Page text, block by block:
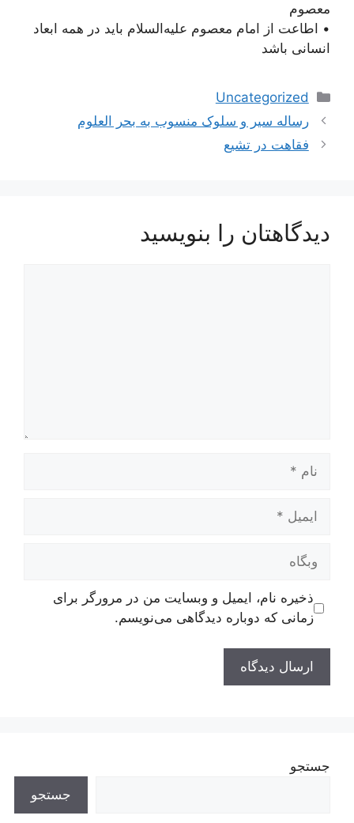
معصوم
• اطاعت از امام معصوم علیه‌السلام باید در همه ابعاد
انسانی باشد
دسته‌ها
Uncategorized
ناوبری
نوشته‌ها
رساله سیر و سلوک منسوب به بحر العلوم
فقاهت در تشیع
دیدگاهتان را بنویسید
ایمیل
وبگاه
ذخیره نام، ایمیل و وبسایت من در مرورگر برای
زمانی که دوباره دیدگاهی می‌نویسم.
جستجو
جستجو